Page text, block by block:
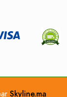
Skyline.ma